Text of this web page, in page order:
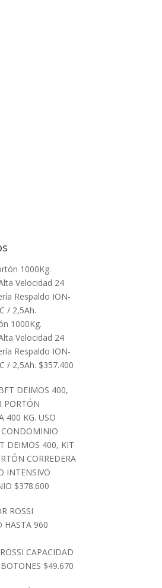
1000Kg.
Velocidad 24
Respaldo ION-
/ 2,5Ah. $357.400
DEIMOS 400, KIT
CORREDERA
INTENSIVO
$378.600
CAPACIDAD
$49.670